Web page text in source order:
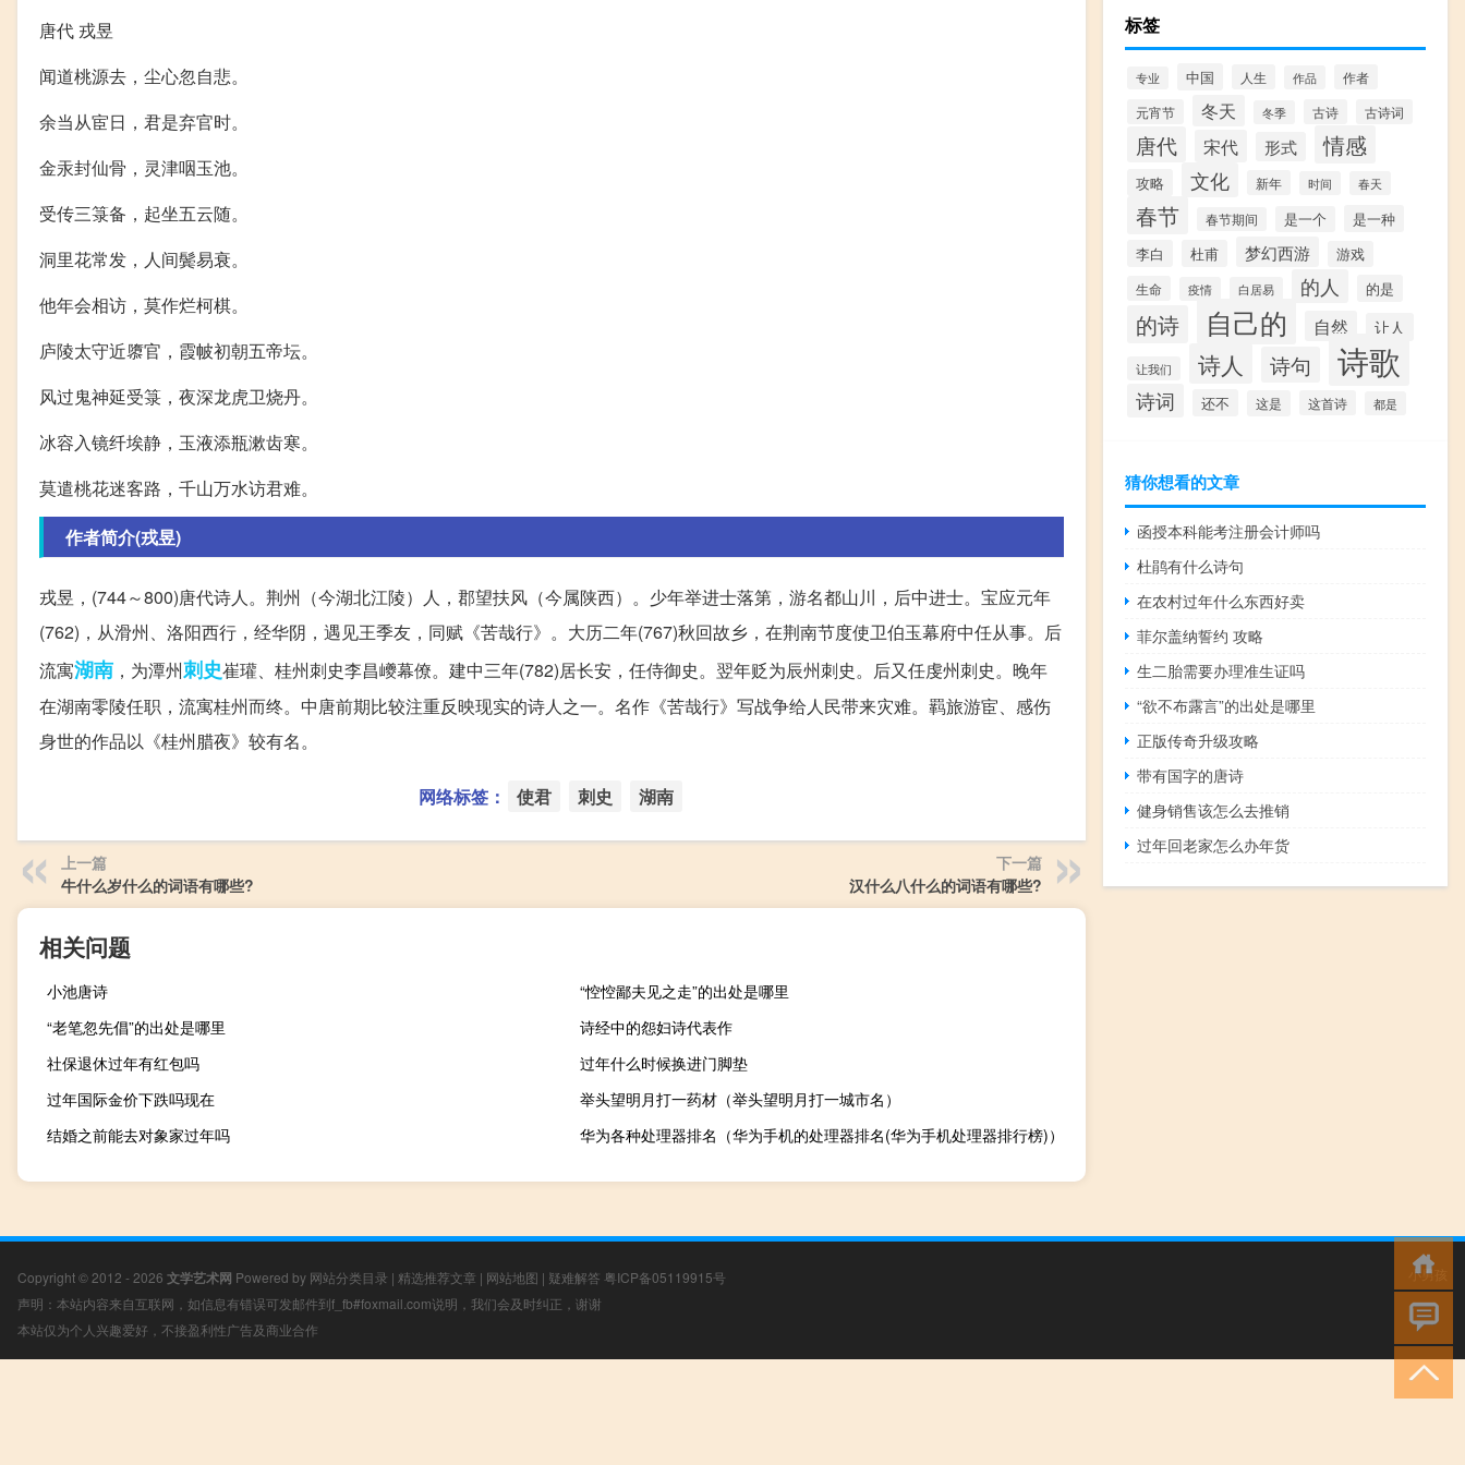
唐代 戎昱
闻道桃源去，尘心忽自悲。
余当从宦日，君是弃官时。
金汞封仙骨，灵津咽玉池。
受传三箓备，起坐五云随。
洞里花常发，人间鬓易衰。
他年会相访，莫作烂柯棋。
庐陵太守近隳官，霞帔初朝五帝坛。
风过鬼神延受箓，夜深龙虎卫烧丹。
冰容入镜纤埃静，玉液添瓶漱齿寒。
莫遣桃花迷客路，千山万水访君难。
作者简介(戎昱)
戎昱，(744～800)唐代诗人。荆州（今湖北江陵）人，郡望扶风（今属陕西）。少年举进士落第，游名都山川，后中进士。宝应元年
(762)，从滑州、洛阳西行，经华阴，遇见王季友，同赋《苦哉行》。大历二年(767)秋回故乡，在荆南节度使卫伯玉幕府中任从事。后
流寓湖南 ，为潭州刺史崔瓘、桂州刺史李昌巙幕僚。建中三年(782)居长安，任侍御史。翌年贬为辰州刺史。后又任虔州刺史。晚年
在湖南零陵任职，流寓桂州而终。中唐前期比较注重反映现实的诗人之一。名作《苦哉行》写战争给人民带来灾难。羁旅游宦、感伤
身世的作品以《桂州腊夜》较有名。
网络标签： 使君 刺史 湖南
上一篇
牛什么岁什么的词语有哪些?
下一篇
汉什么八什么的词语有哪些?
相关问题
小池唐诗
“悾悾鄙夫见之走”的出处是哪里
“老笔忽先倡”的出处是哪里
诗经中的怨妇诗代表作
社保退休过年有红包吗
过年什么时候换进门脚垫
过年国际金价下跌吗现在
举头望明月打一药材（举头望明月打一城市名）
结婚之前能去对象家过年吗
华为各种处理器排名（华为手机的处理器排名(华为手机处理器排行榜)）
标签
专业 中国 人生 作品
作者
元宵节
冬天 冬季 古诗 古诗词
唐代 宋代 形式 情感
攻略 文化 新年 时间 春天
春节 春节期间 是一个
是一种
李白
杜甫 梦幻西游 游戏
生命 疫情 白居易 的人 的是
的诗 自己的 自然 让人
让我们 诗人 诗句 诗歌
诗词 还不 这是 这首诗 都是
猜你想看的文章
函授本科能考注册会计师吗
杜鹃有什么诗句
在农村过年什么东西好卖
菲尔盖纳誓约 攻略
生二胎需要办理准生证吗
“欲不布露言”的出处是哪里
正版传奇升级攻略
带有国字的唐诗
健身销售该怎么去推销
过年回老家怎么办年货
Copyright © 2012 - 2026 文学艺术网 Powered by 网站分类目录 | 精选推荐文章 | 网站地图 | 疑难解答 粤ICP备05119915号
声明：本站内容来自互联网，如信息有错误可发邮件到f_fb#foxmail.com说明，我们会及时纠正，谢谢
本站仅为个人兴趣爱好，不接盈利性广告及商业合作
小男孩